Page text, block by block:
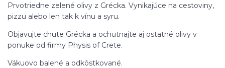
Prvotriedne zelené olivy z Grécka. Vynikajúce na cestoviny,
pizzu alebo len tak k vínu a syru.
Objavujte chute Grécka a ochutnajte aj ostatné olivy v
ponuke od firmy Physis of Crete.
Vákuovo balené a odkôstkované.